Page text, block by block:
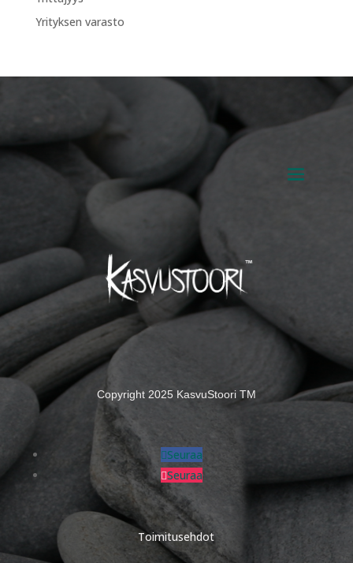
Yrityksen varasto
Copyright 2025 KasvuStoori TM
Seuraa
Seuraa
Toimitusehdot